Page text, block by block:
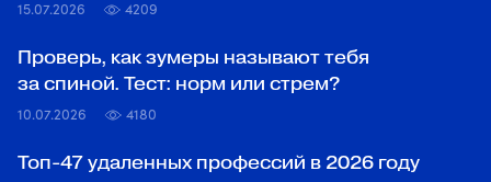
15.07.2026 4209
Проверь, как зумеры называют тебя
за спиной. Тест: норм или стрем?
10.07.2026 4180
Топ‑47 удаленных профессий в 2026 году